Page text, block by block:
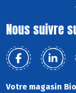
Nous suivre
Votre magasin